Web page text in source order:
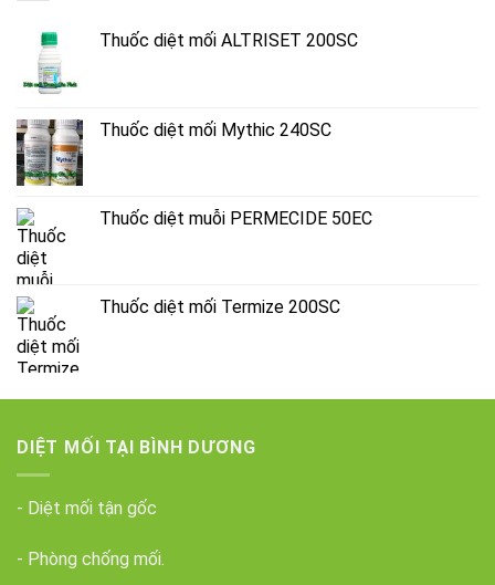
Thuốc diệt mối ALTRISET 200SC
Thuốc diệt mối Mythic 240SC
Thuốc diệt muỗi PERMECIDE 50EC
Thuốc diệt mối Termize 200SC
DIỆT MỐI TẠI BÌNH DƯƠNG
- Diệt mối tận gốc
- Phòng chống mối.